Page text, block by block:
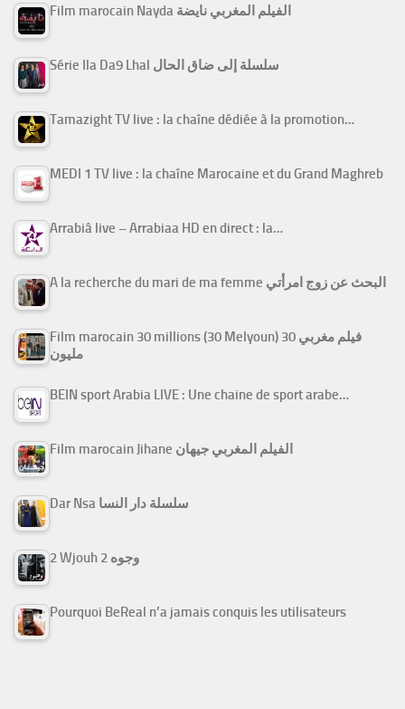
Film marocain Nayda الفيلم المغربي نايضة
Série Ila Da9 Lhal سلسلة إلى ضاق الحال
Tamazight TV live : la chaîne dédiée à la promotion…
MEDI 1 TV live : la chaîne Marocaine et du Grand Maghreb
Arrabiâ live – Arrabiaa HD en direct : la…
A la recherche du mari de ma femme البحث عن زوج امرأتي
Film marocain 30 millions (30 Melyoun) فيلم مغربي 30
مليون
BEIN sport Arabia LIVE : Une chaine de sport arabe…
Film marocain Jihane الفيلم المغربي جيهان
Dar Nsa سلسلة دار النسا
2 Wjouh 2 وجوه
Pourquoi BeReal n’a jamais conquis les utilisateurs